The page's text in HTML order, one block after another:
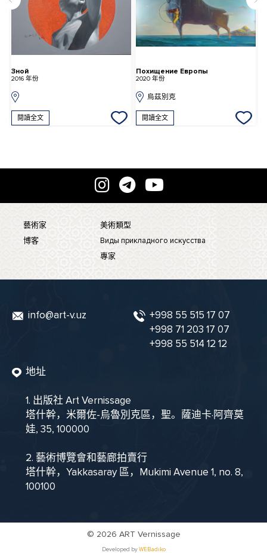
Зной
2016 年份
閱讀全文
Похищение Европы
2020 年份
烏茲別克
閱讀全文
藝術家
博客
美術類型
Виды прикладного искусства
專家
info@art-v.uz
+998 55 515 17 07
+998 71 203 17 07
+998 55 514 12 12
地址
1. 出版社 Art Vernissage
塔什幹，米爾佐-烏魯別克區，聖。薩迪卡·阿齊莫
娃, 35, 100000
2. 藝術博覽會和藝廊拍賣行
塔什幹，Yakkasaray 區，Mukimi Avenue 1, no. 8,
100100
© 2026 ART Vernissage
Developed byWEBadiko